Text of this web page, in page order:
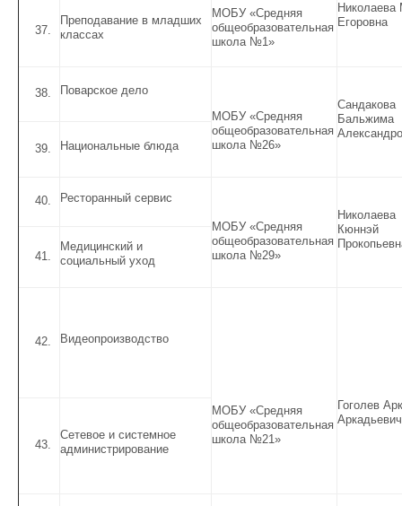
Преподавание в младших
классах
МОБУ «Средняя
общеобразовательная
школа №1»
Николаева
Егоровна
Поварское дело
МОБУ «Средняя
общеобразовательная
школа №26»
Сандакова
Бальжима
Национальные блюда
Ресторанный сервис
МОБУ «Средняя
общеобразовательная
школа №29»
Николаева
Кюннэй
Медицинский и
социальный уход
Видеопроизводство
МОБУ «Средняя
общеобразовательная
школа №21»
Гоголев
Аркадьевич
Сетевое и системное
администрирование